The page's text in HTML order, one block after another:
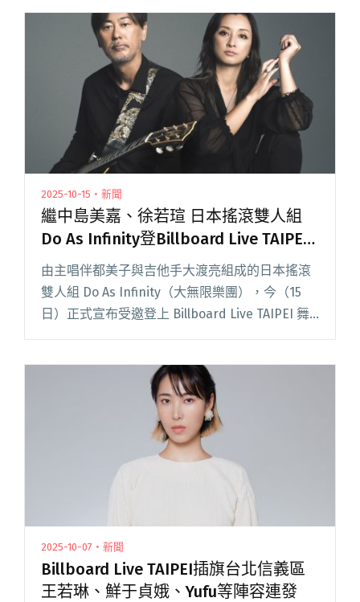
開箱Billboard Live TAIPEI！獻唱〈雪花〉、
〈Glamorous Sky〉等代表作"
2025-10-15・新聞
繼中島美嘉、徐若瑄 日本搖滾雙人組
Do As Infinity登Billboard Live TAIPEI
開唱
由主唱伴都美子與吉他手大渡亮組成的日本搖滾
雙人組 Do As Infinity（大無限樂團），今（15
日）正式宣布受邀登上 Billboard Live TAIPEI 舞
台開唱！ 這支自 1999 年成立、從澀谷八公前
日本搖滾雙人組Do As Infinity登Billboard Live
2025-10-07・新聞
Billboard Live TAIPEI插旗台北信義區
王若琳、鮮于貞娥、Yufu等陣容連發